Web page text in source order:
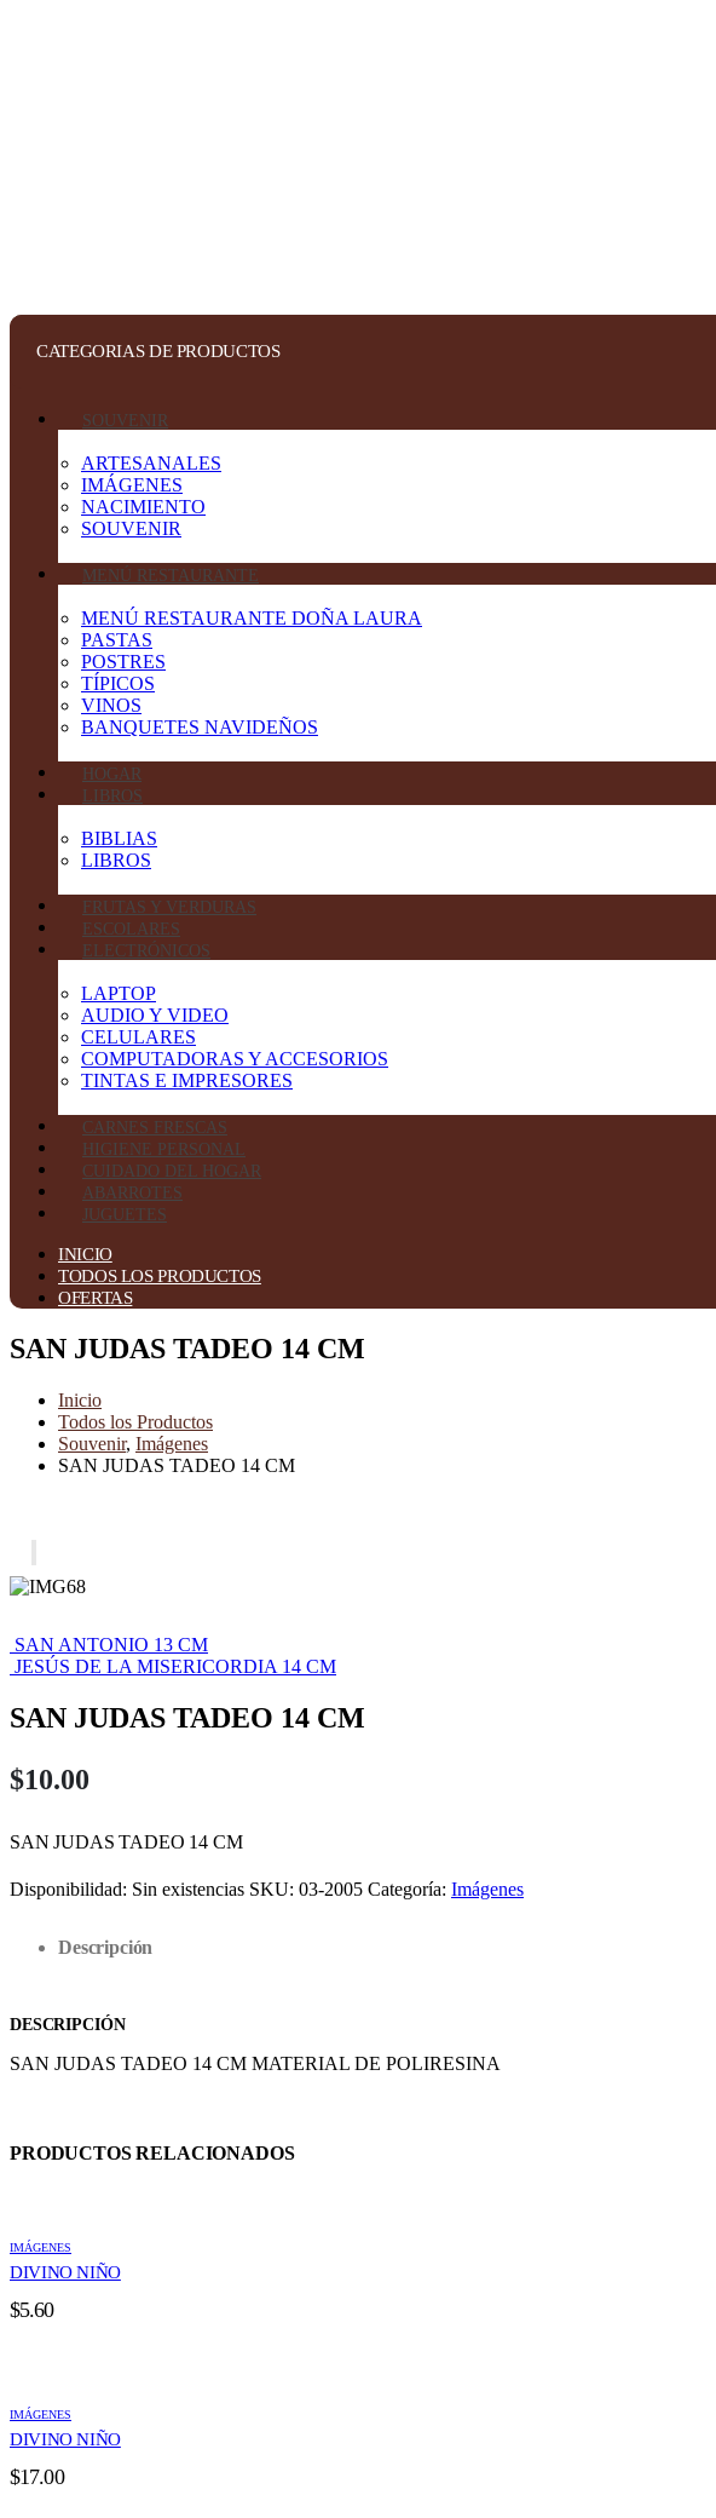
CATEGORIAS DE PRODUCTOS
SOUVENIR
ARTESANALES
IMÁGENES
NACIMIENTO
SOUVENIR
MENÚ RESTAURANTE
MENÚ RESTAURANTE DOÑA LAURA
PASTAS
POSTRES
TÍPICOS
VINOS
BANQUETES NAVIDEÑOS
HOGAR
LIBROS
BIBLIAS
LIBROS
FRUTAS Y VERDURAS
ESCOLARES
ELECTRÓNICOS
LAPTOP
AUDIO Y VIDEO
CELULARES
COMPUTADORAS Y ACCESORIOS
TINTAS E IMPRESORES
CARNES FRESCAS
HIGIENE PERSONAL
CUIDADO DEL HOGAR
ABARROTES
JUGUETES
INICIO
TODOS LOS PRODUCTOS
OFERTAS
SAN JUDAS TADEO 14 CM
Inicio
Todos los Productos
Souvenir, Imágenes
SAN JUDAS TADEO 14 CM
SAN ANTONIO 13 CM
JESÚS DE LA MISERICORDIA 14 CM
SAN JUDAS TADEO 14 CM
$10.00
SAN JUDAS TADEO 14 CM
Disponibilidad: Sin existencias SKU: 03-2005 Categoría: Imágenes
Descripción
DESCRIPCIÓN
SAN JUDAS TADEO 14 CM MATERIAL DE POLIRESINA
PRODUCTOS RELACIONADOS
IMÁGENES
DIVINO NIÑO
$5.60
IMÁGENES
DIVINO NIÑO
$17.00